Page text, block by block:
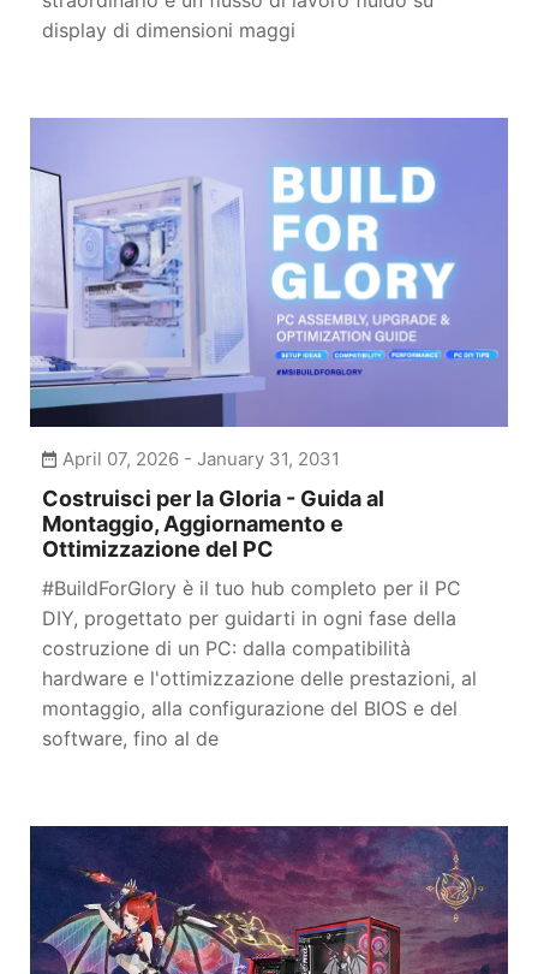
display di dimensioni maggi
April 07, 2026 - January 31, 2031
Costruisci per la Gloria - Guida al
Montaggio, Aggiornamento e
Ottimizzazione del PC
#BuildForGlory è il tuo hub completo per il PC
DIY, progettato per guidarti in ogni fase della
costruzione di un PC: dalla compatibilità
hardware e l'ottimizzazione delle prestazioni, al
montaggio, alla configurazione del BIOS e del
software, fino al de